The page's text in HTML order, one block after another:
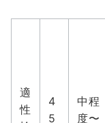
適
性
4
5
中程
度〜